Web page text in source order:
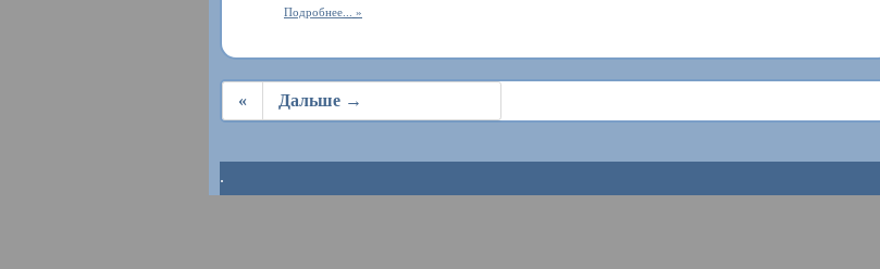
Подробнее...
« Дальше →
.